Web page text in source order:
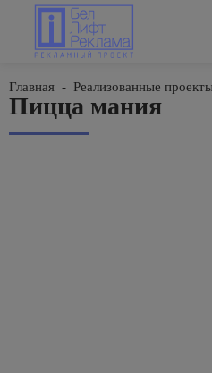
Главная - Реализованные
Пицца мания